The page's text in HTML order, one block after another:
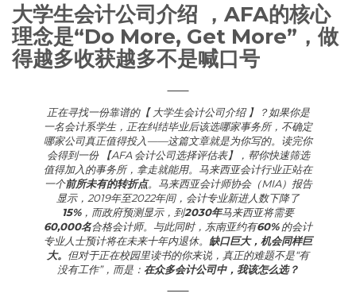
大学生会计公司介绍 ，AFA的核心
理念是“Do More, Get More”，做
得越多收获越多不是喊口号
正在寻找一份靠谱的【 大学生会计公司介绍 】？如果你是
一名会计系学生，正在纠结毕业后该选哪家事务所，不确定
哪家公司真正值得投入——这篇文章就是为你写的。读完你
会得到一份 【AFA 会计公司选择评估表】，帮你快速筛选
值得加入的事务所，拿走就能用。马来西亚会计行业正站在
一个前所未有的转折点。马来西亚会计师协会（MIA）报告
显示，2019年至2022年间，会计专业新进人数下降了
15%，而政府预测显示，到2030年马来西亚将需要
60,000名合格会计师。与此同时，东南亚约有60%的会计
专业人士预计将在未来十年内退休。 缺口巨大，机会同样巨
大。 但对于正在校园里读书的你来说，真正的难题不是“有
没有工作”，而是： 在众多会计公司中，我该怎么选？